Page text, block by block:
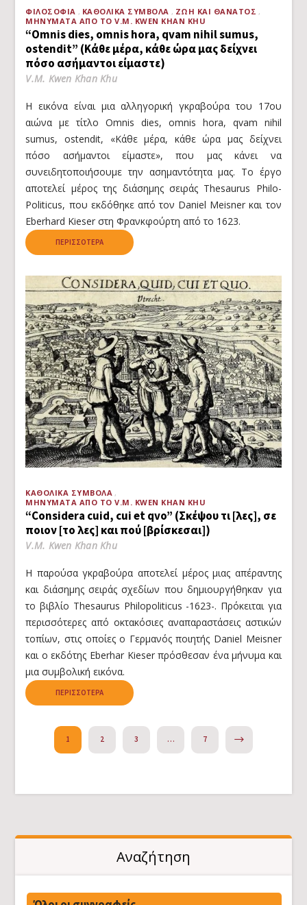
ΦΙΛΟΣΟΦΊΑ ΚΑΘΟΛΙΚΆ ΣΎΜΒΟΛΑ
ΖΩΉ ΚΑΙ ΘΆΝΑΤΟΣ
ΜΗΝΎΜΑΤΑ ΑΠΌ ΤΟ V.M. KWEN KHAN KHU
“Omnis dies, omnis hora, qvam nihil sumus,
ostendit” (Κάθε μέρα, κάθε ώρα μας δείχνει
πόσο ασήμαντοι είμαστε)
V.M. Kwen Khan Khu
Η εικόνα είναι μια αλληγορική γκραβούρα του 17ου
αιώνα με τίτλο Omnis dies, omnis hora, qvam nihil
sumus, ostendit, «Κάθε μέρα, κάθε ώρα μας δείχνει
πόσο ασήμαντοι είμαστε», που μας κάνει να
συνειδητοποιήσουμε την ασημαντότητα μας. Το έργο
αποτελεί μέρος της διάσημης σειράς Thesaurus Philo-
Politicus, που εκδόθηκε από τον Daniel Meisner και τον
Eberhard Kieser στη Φρανκφούρτη από το 1623.
ΠΕΡΙΣΣΌΤΕΡΑ
ΚΑΘΟΛΙΚΆ ΣΎΜΒΟΛΑ
ΜΗΝΎΜΑΤΑ ΑΠΌ ΤΟ V.M. KWEN KHAN KHU
“Considera cuid, cui et qvo” (Σκέψου τι [λες], σε
ποιον [το λες] και πού [βρίσκεσαι])
V.M. Kwen Khan Khu
Η παρούσα γκραβούρα αποτελεί μέρος μιας απέραντης
και διάσημης σειράς σχεδίων που δημιουργήθηκαν για
το βιβλίο Thesaurus Philopoliticus -1623-. Πρόκειται για
περισσότερες από οκτακόσιες αναπαραστάσεις αστικών
τοπίων, στις οποίες ο Γερμανός ποιητής Daniel Meisner
και ο εκδότης Eberhar Kieser πρόσθεσαν ένα μήνυμα και
μια συμβολική εικόνα.
ΠΕΡΙΣΣΌΤΕΡΑ
1 2 3 … 7
Αναζήτηση